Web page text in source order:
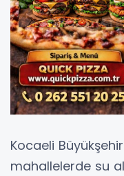
Kocaeli
mahallelerde su